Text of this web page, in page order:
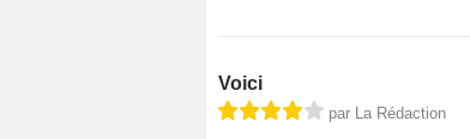
Voici
par La Rédaction